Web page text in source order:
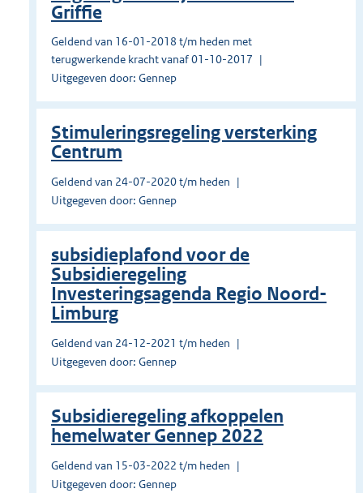
Griffie
Geldend van 16-01-2018 t/m heden met
terugwerkende kracht vanaf 01-10-2017
Uitgegeven door: Gennep
Stimuleringsregeling versterking
Centrum
Geldend van 24-07-2020 t/m heden
Uitgegeven door: Gennep
subsidieplafond voor de
Subsidieregeling
Investeringsagenda Regio Noord-
Limburg
Geldend van 24-12-2021 t/m heden
Uitgegeven door: Gennep
Subsidieregeling afkoppelen
hemelwater Gennep 2022
Geldend van 15-03-2022 t/m heden
Uitgegeven door: Gennep